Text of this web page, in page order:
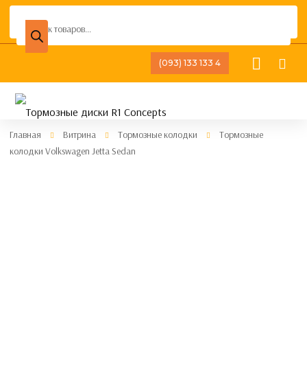
Поиск
товаров
(093) 133 133 4
Главная Витрина Тормозные колодки
Тормозные
колодки Volkswagen Jetta Sedan